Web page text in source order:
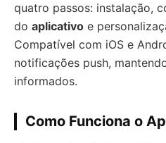
quatro passos: instalação,
do aplicativo e
Compatível com iOS e
notificações push,
informados.
Como Funciona o